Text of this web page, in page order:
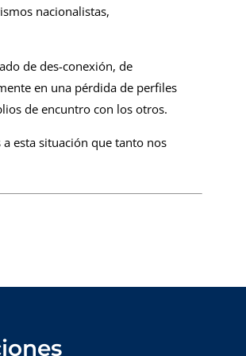
nacionalistas,
de des-conexión, de
en una pérdida de perfiles
de encuntro con los otros.
esta situación que tanto nos